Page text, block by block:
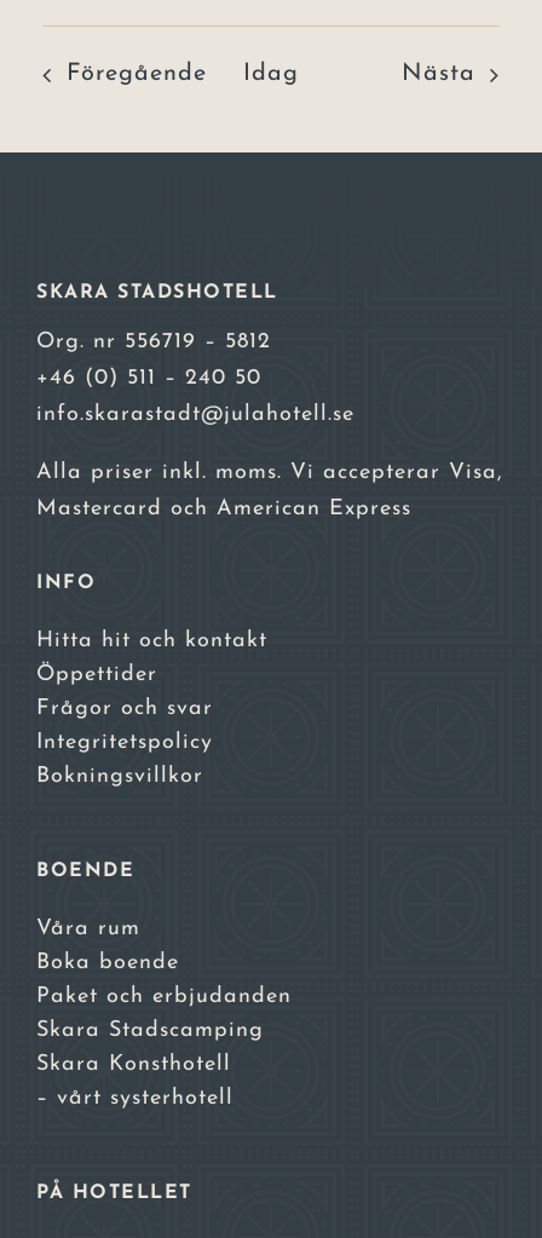
FöregåendeEvenemang
Idag Nästa
SKARA STADSHOTELL
Org. nr 556719 – 5812
+46 (0) 511 – 240 50
info.skarastadt@julahotell.se
Alla priser inkl. moms. Vi accepterar Visa,
Mastercard och American Express
INFO
Hitta hit och kontakt
Öppettider
Frågor och svar
Integritetspolicy
Bokningsvillkor
BOENDE
Våra rum
Boka boende
Paket och erbjudanden
Skara Stadscamping
Skara Konsthotell
– vårt systerhotell
PÅ HOTELLET